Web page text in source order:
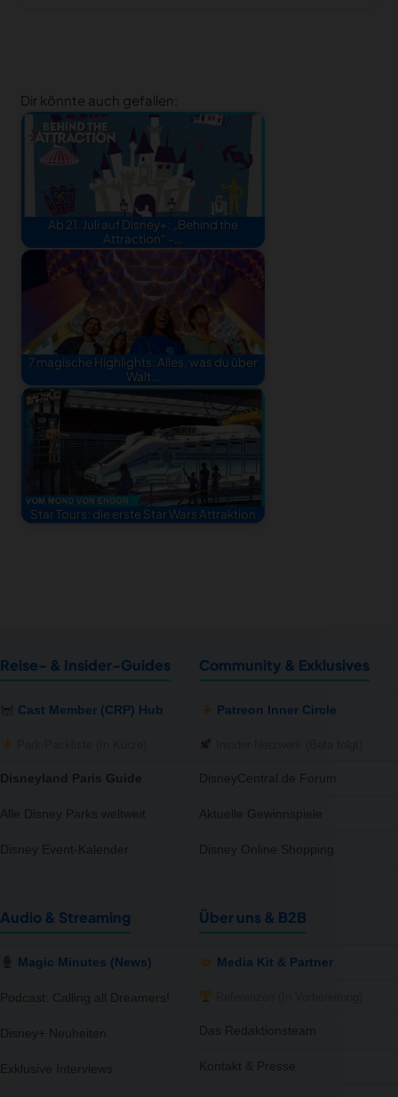
Dir könnte auch gefallen:
Ab 21. Juli auf Disney+: „Behind the
Attraction“ -…
7 magische Highlights: Alles, was du über
Walt…
Star Tours: die erste Star Wars Attraktion
Reise- & Insider-Guides
Cast Member (CRP) Hub
Disneyland Paris Guide
Alle Disney Parks weltweit
Disney Event-Kalender
Community & Exklusives
Patreon Inner Circle
DisneyCentral.de Forum
Aktuelle Gewinnspiele
Disney Online Shopping
Audio & Streaming
Magic Minutes (News)
Podcast: Calling all Dreamers!
Disney+ Neuheiten
Exklusive Interviews
Über uns & B2B
Media Kit & Partner
Das Redaktionsteam
Kontakt & Presse